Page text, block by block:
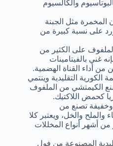
والكالسيوم
المخمرة مثل الجبنة
على نسبة كبيرة من
على الكثير من
غني بالفيتامينات
من أداء القناة الهضمية.
الكورية التقليدية وينتمي
الكيمتشي من الملفوف
كحمض اللاكتيك.
وخفيفة تصنع من
والملح والخل، ويعتبر كلا
من أشهر أنواع المخللات
المصنوعة من فول